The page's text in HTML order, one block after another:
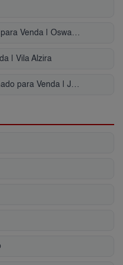
Sobrado com ar condicionado para Venda | Oswaldo Cruz
| Vila Alzira
Apartamento com ar condicionado para Venda | Jardim